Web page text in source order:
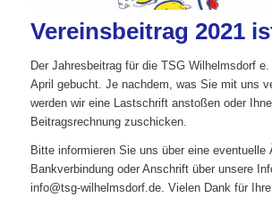
Vereinsbeitrag 2021
Der Jahresbeitrag für die TSG Wilhelmsdorf
April gebucht. Je nachdem, was Sie mit uns
werden wir eine Lastschrift anstoßen oder
Beitragsrechnung zuschicken.
Bitte informieren Sie uns über eine eventuelle
Bankverbindung oder Anschrift über unsere
info@tsg-wilhelmsdorf.de. Vielen Dank für